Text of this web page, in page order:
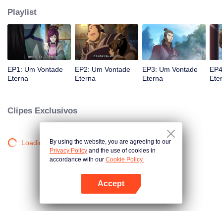
Abra o programa
tramas divertidas. Venha assistir para encher seu verão de alegria.
Playlist
EP1: Um Vontade
Eterna
EP2: Um Vontade
Eterna
EP3: Um Vontade
Eterna
Clipes Exclusivos
Loading…By using the website, you are agreeing to our
Privacy Policy and the use of cookies in
accordance with our Cookie Policy.
Accept